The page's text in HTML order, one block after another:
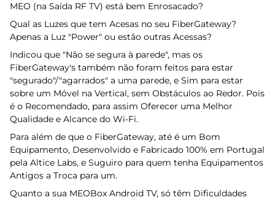
MEO (na Saída RF TV) está bem Enrosacado?
Qual as Luzes que tem Acesas no seu FiberGateway?
Apenas a Luz "Power" ou estão outras Acessas?
Indicou que "Não se segura à parede", mas os
FiberGateway's também não foram feitos para estar
"segurado"/"agarrados" a uma parede, e Sim para estar
sobre um Móvel na Vertical, sem Obstáculos ao Redor. Pois
é o Recomendado, para assim Oferecer uma Melhor
Qualidade e Alcance do Wi-Fi.
Para além de que o FiberGateway, até é um Bom
Equipamento, Desenvolvido e Fabricado 100% em Portugal
pela Altice Labs, e Suguiro para quem tenha Equipamentos
Antigos a Troca para um.
Quanto a sua MEOBox Android TV, só têm Dificuldades